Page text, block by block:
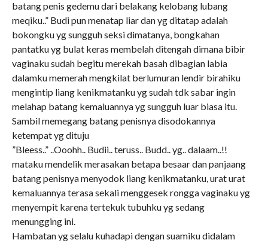
batang penis gedemu dari belakang kelobang lubang
meqiku..” Budi pun menatap liar dan yg ditatap adalah
bokongku yg sungguh seksi dimatanya, bongkahan
pantatku yg bulat keras membelah ditengah dimana bibir
vaginaku sudah begitu merekah basah dibagian labia
dalamku memerah mengkilat berlumuran lendir birahiku
mengintip liang kenikmatanku yg sudah tdk sabar ingin
melahap batang kemaluannya yg sungguh luar biasa itu.
Sambil memegang batang penisnya disodokannya
ketempat yg dituju
”Bleess..” ..Ooohh.. Budii.. teruss.. Budd.. yg.. dalaam..!!
mataku mendelik merasakan betapa besaar dan panjaang
batang penisnya menyodok liang kenikmatanku, urat urat
kemaluannya terasa sekali menggesek rongga vaginaku yg
menyempit karena tertekuk tubuhku yg sedang
menungging ini.
Hambatan yg selalu kuhadapi dengan suamiku didalam